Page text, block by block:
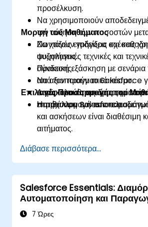
προσέλκυση.
Να χρησιμοποιούν
την αύξηση των ποσοστών
Να χτίζουν γρήγορα σχέσεις
ψυχολογικές τεχνικές και
σύνδεσης.
Να αξιοποιούν το Salesforce
παρακολούθηση
επιτάχυνση των
Μορφή του Μαθήματος
Ζωντανές επιδείξεις και
συζητήσεις.
Πρακτική εξάσκηση με
από τον πραγματικό κόσμο.
Διαδραστικές ασκήσεις μέσα
περιβάλλον Salesforce.
Επιλογές Προσαρμογής του
Η προσαρμογή των
και ασκήσεων είναι διαθέσιμη
αιτήματος.
Διάβασε περισσότερα...
Salesforce Essentials:
Αυτοματοποίηση και
7 Ώρες